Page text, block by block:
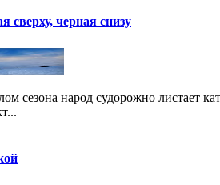
сверху, черная снизу
сезона народ судорожно листает